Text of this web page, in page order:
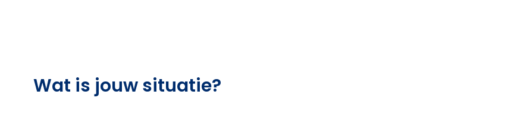
Wat is jouw situatie?